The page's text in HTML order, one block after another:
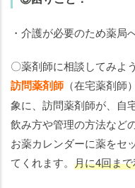
・介護が必要のため薬局
〇薬剤師に相談してみよ
訪問薬剤師 （在宅薬剤
象に、訪問薬剤師が、自
飲み方や管理の方法など
お薬カレンダーに薬をセ
てくれます。 月に4回ま